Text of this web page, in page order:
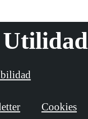
Utilidad
Cookies